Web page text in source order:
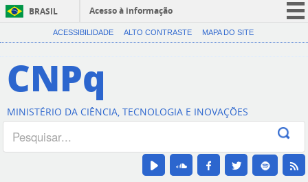
BRASIL
Acesso à informação
CORONAVÍRUS (COVID-19)
Canais
ACESSIBILIDADE ALTO CONTRASTE MAPA DO SITE
CNPq
MINISTÉRIO DA CIÊNCIA, TECNOLOGIA E INOVAÇÕES